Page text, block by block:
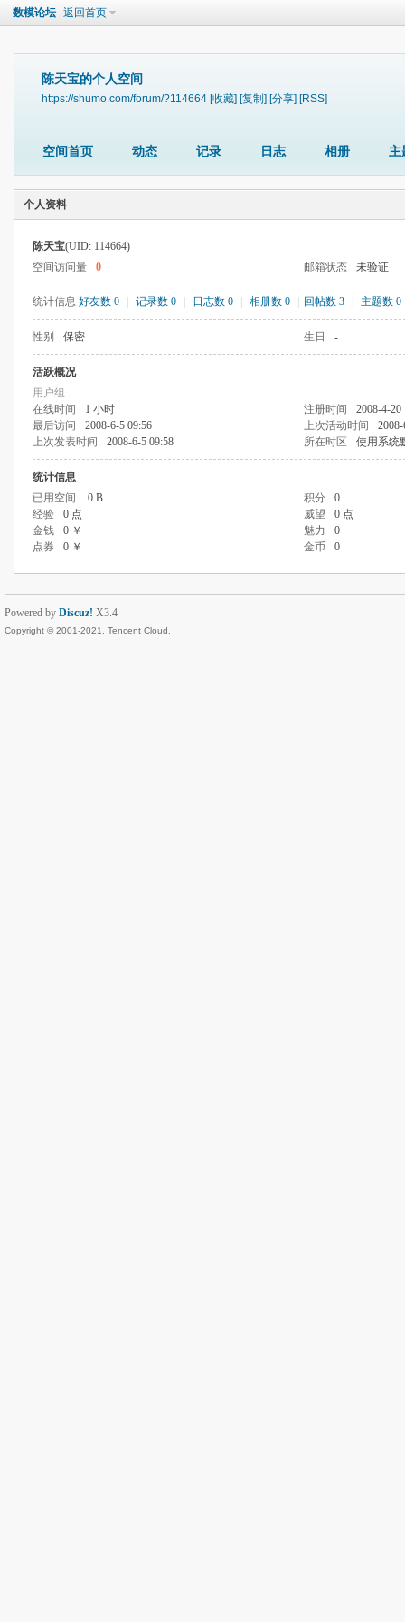
数模论坛 返回首页
陈天宝的个人空间
https://shumo.com/forum/?114664 [收藏] [复制] [分享] [RSS]
空间首页 动态 记录 日志 相册 主
个人资料
陈天宝(UID: 114664)
空间访问量
0 邮箱状态 未验证
统计信息 好友数 0 记录数 0 日志数 0 相册数 0 回帖数 3 主题数 0
性别 保密 生日 -
活跃概况
用户组
在线时间
1 小时 注册时间
2008-4-20
最后访问
2008-6-5 09:56 上次活动时间
上次发表时间
2008-6-5 09:58 所在时区 使用系统
统计信息
已用空间
0 B 积分
0
经验
0 点 威望
0 点
金钱
0 ￥ 魅力
0
点券
0 ￥ 金币 0
Powered by Discuz! X3.4
Copyright © 2001-2021, Tencent Cloud.